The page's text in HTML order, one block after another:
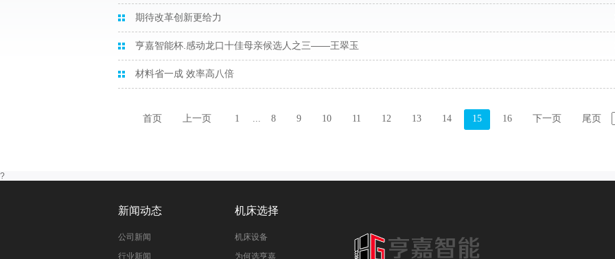
期待改革创新更给力
亨嘉智能杯.感动龙口十佳母亲候选人之三——王翠玉
材料省一成 效率高八倍
首页 上一页 1 ... 8 9 10 11 12 13 14 15 16 下一页 尾页
?
新闻动态
公司新闻
行业新闻
机床选择
机床设备
为何选亨嘉